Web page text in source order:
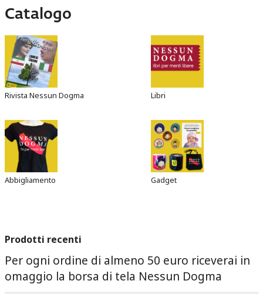
Catalogo
Rivista Nessun Dogma Libri
Abbigliamento Gadget
Prodotti recenti
Per ogni ordine di almeno 50 euro riceverai in
omaggio la borsa di tela Nessun Dogma